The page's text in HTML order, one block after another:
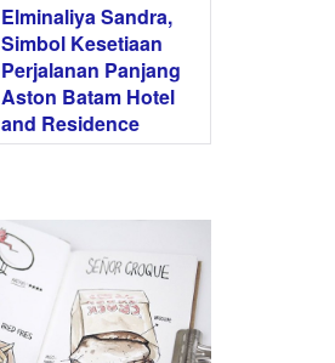
Elminaliya Sandra,
Simbol Kesetiaan
Perjalanan Panjang
Aston Batam Hotel
and Residence